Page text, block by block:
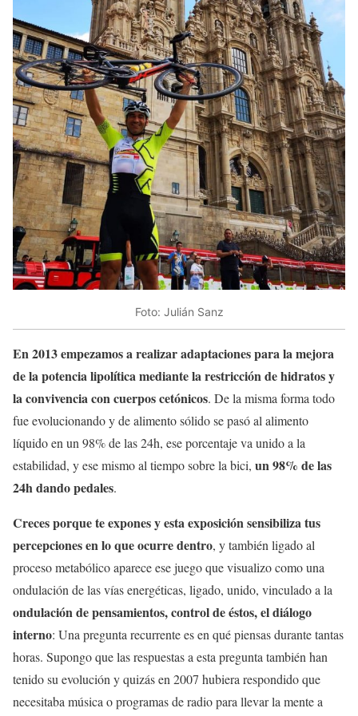
Foto: Julián Sanz
En 2013 empezamos a realizar adaptaciones para la mejora
de la potencia lipolítica mediante la restricción de hidratos y
la convivencia con cuerpos cetónicos. De la misma forma todo
fue evolucionando y de alimento sólido se pasó al alimento
líquido en un 98% de las 24h, ese porcentaje va unido a la
estabilidad, y ese mismo al tiempo sobre la bici, un 98% de las
24h dando pedales.
Creces porque te expones y esta exposición sensibiliza tus
percepciones en lo que ocurre dentro, y también ligado al
proceso metabólico aparece ese juego que visualizo como una
ondulación de las vías energéticas, ligado, unido, vinculado a la
ondulación de pensamientos, control de éstos, el diálogo
interno: Una pregunta recurrente es en qué piensas durante tantas
horas. Supongo que las respuestas a esta pregunta también han
tenido su evolución y quizás en 2007 hubiera respondido que
necesitaba música o programas de radio para llevar la mente a